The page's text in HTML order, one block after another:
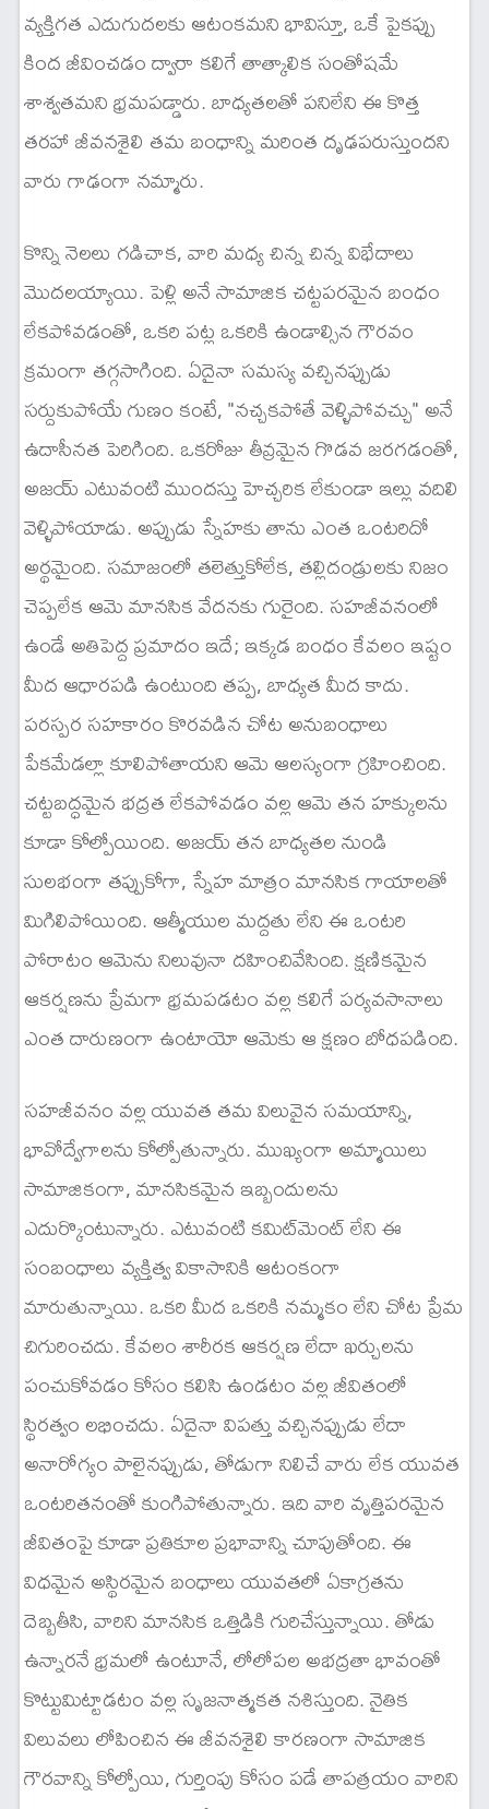
వ్యక్తిగత ఎదుగుదలకు ఆటంకమని భావిస్తూ, ఒకే పైకప్పు
కింద జీవించడం ద్వారా కలిగే తాత్కాలిక సంతోషమే
శాశ్వతమని భ్రమపడ్డారు. బాధ్యతలతో పనిలేని ఈ కొత్త
తరహా జీవనశైలి తమ బంధాన్ని మరింత దృఢపరుస్తుందని
వారు గాఢంగా నమ్మారు.
కొన్ని నెలలు గడిచాక, వారి మధ్య చిన్న చిన్న విభేదాలు
మొదలయ్యాయి. పెళ్లి అనే సామాజిక చట్టపరమైన బంధం
లేకపోవడంతో, ఒకరి పట్ల ఒకరికి ఉండాల్సిన గౌరవం
క్రమంగా తగ్గసాగింది. ఏదైనా సమస్య వచ్చినప్పుడు
సర్దుకుపోయే గుణం కంటే, "నచ్చకపోతే వెళ్ళిపోవచ్చు" అనే
ఉదాసీనత పెరిగింది. ఒకరోజు తీవ్రమైన గొడవ జరగడంతో,
అజయ్ ఎటువంటి ముందస్తు హెచ్చరిక లేకుండా ఇల్లు వదిలి
వెళ్ళిపోయాడు. అప్పుడు స్నేహకు తాను ఎంత ఒంటరిదో
అర్థమైంది. సమాజంలో తలెత్తుకోలేక, తల్లిదండ్రులకు నిజం
చెప్పలేక ఆమె మానసిక వేదనకు గురైంది. సహజీవనంలో
ఉండే అతిపెద్ద ప్రమాదం ఇదే; ఇక్కడ బంధం కేవలం ఇష్టం
మీద ఆధారపడి ఉంటుంది తప్ప, బాధ్యత మీద కాదు.
పరస్పర సహకారం కొరవడిన చోట అనుబంధాలు
పేకమేడల్లా కూలిపోతాయని ఆమె ఆలస్యంగా గ్రహించింది.
చట్టబద్ధమైన భద్రత లేకపోవడం వల్ల ఆమె తన హక్కులను
కూడా కోల్పోయింది. అజయ్ తన బాధ్యతల నుండి
సులభంగా తప్పుకోగా, స్నేహ మాత్రం మానసిక గాయాలతో
మిగిలిపోయింది. ఆత్మీయుల మద్దతు లేని ఈ ఒంటరి
పోరాటం ఆమెను నిలువునా దహించివేసింది. క్షణికమైన
ఆకర్షణను ప్రేమగా భ్రమపడటం వల్ల కలిగే పర్యవసానాలు
ఎంత దారుణంగా ఉంటాయో ఆమెకు ఆ క్షణం బోధపడింది.
సహజీవనం వల్ల యువత తమ విలువైన సమయాన్ని,
భావోద్వేగాలను కోల్పోతున్నారు. ముఖ్యంగా అమ్మాయిలు
సామాజికంగా, మానసికమైన ఇబ్బందులను
ఎదుర్కొంటున్నారు. ఎటువంటి కమిట్‌మెంట్ లేని ఈ
సంబంధాలు వ్యక్తిత్వ వికాసానికి ఆటంకంగా
మారుతున్నాయి. ఒకరి మీద ఒకరికి నమ్మకం లేని చోట ప్రేమ
చిగురించదు. కేవలం శారీరక ఆకర్షణ లేదా ఖర్చులను
పంచుకోవడం కోసం కలిసి ఉండటం వల్ల జీవితంలో
స్థిరత్వం లభించదు. ఏదైనా విపత్తు వచ్చినప్పుడు లేదా
అనారోగ్యం పాలైనప్పుడు, తోడుగా నిలిచే వారు లేక యువత
ఒంటరితనంతో కుంగిపోతున్నారు. ఇది వారి వృత్తిపరమైన
జీవితంపై కూడా ప్రతికూల ప్రభావాన్ని చూపుతోంది. ఈ
విధమైన అస్థిరమైన బంధాలు యువతలో ఏకాగ్రతను
దెబ్బతీసి, వారిని మానసిక ఒత్తిడికి గురిచేస్తున్నాయి. తోడు
ఉన్నారనే భ్రమలో ఉంటూనే, లోలోపల అభద్రతా భావంతో
కొట్టుమిట్టాడటం వల్ల సృజనాత్మకత నశిస్తుంది. నైతిక
విలువలు లోపించిన ఈ జీవనశైలి కారణంగా సామాజిక
గౌరవాన్ని కోల్పోయి, గుర్తింపు కోసం పడే తాపత్రయం వారిని